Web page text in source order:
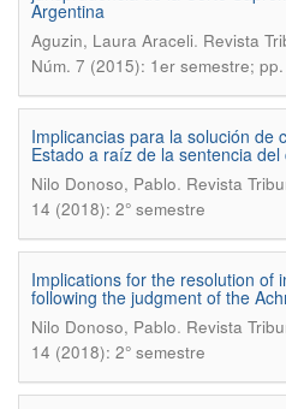
Argentina
Aguzin, Laura Araceli. Revista
Núm. 7 (2015): 1er semestre; pp.
Implicancias para la solución de
Estado a raíz de la sentencia
Nilo Donoso, Pablo. Revista
14 (2018): 2° semestre
Implications for the resolution of
following the judgment of the
Nilo Donoso, Pablo. Revista
14 (2018): 2° semestre